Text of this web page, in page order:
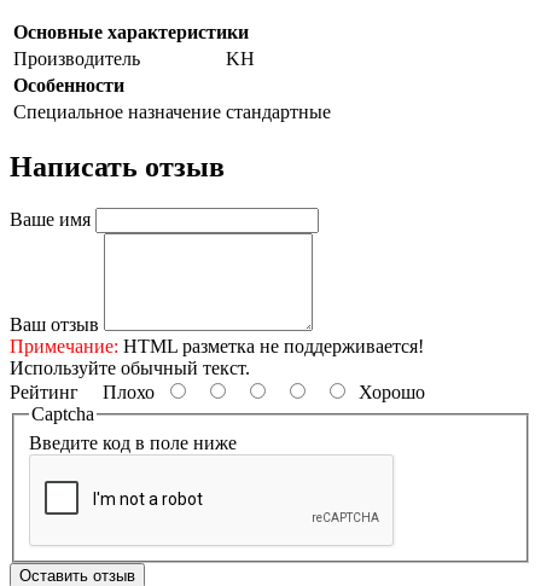
Основные характеристики
Производитель
KH
Особенности
Специальное назначение стандартные
Написать отзыв
Ваше имя
Ваш отзыв
Примечание: HTML разметка не поддерживается!
Используйте обычный текст.
Рейтинг Плохо
Хорошо
Captcha
Введите код в поле ниже
Оставить отзыв